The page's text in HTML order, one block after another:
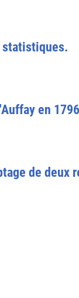
statistiques.
en
de